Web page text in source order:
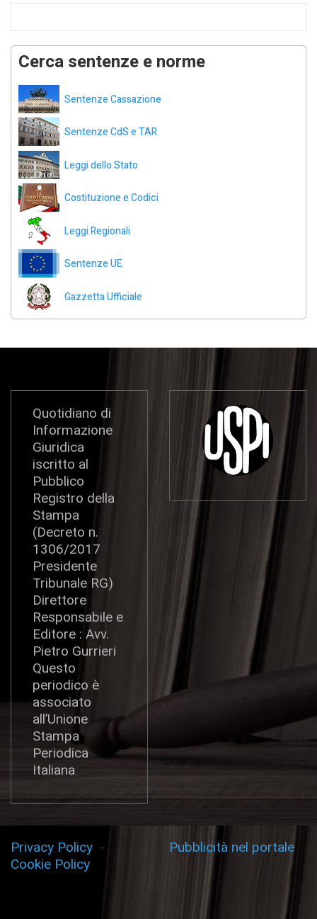
Cerca sentenze e norme
Sentenze Cassazione
Sentenze CdS e TAR
Leggi dello Stato
Costituzione e Codici
Leggi Regionali
Sentenze UE
Gazzetta Ufficiale
Quotidiano di
Informazione
Giuridica
iscritto al
Pubblico
Registro della
Stampa
(Decreto n.
1306/2017
Presidente
Tribunale RG)
Direttore
Responsabile e
Editore : Avv.
Pietro Gurrieri
Questo
periodico è
associato
all’Unione
Stampa
Periodica
Italiana
Privacy Policy -
Cookie Policy
Pubblicità nel portale